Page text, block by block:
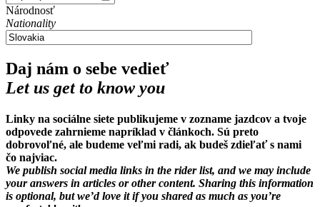
Národnosť
Nationality
Daj nám o sebe vedieť
Let us get to know you
Linky na sociálne siete publikujeme v zozname jazdcov a tvoje
odpovede zahrnieme napríklad v článkoch. Sú preto
dobrovoľné, ale budeme veľmi radi, ak budeš zdieľať s nami
čo najviac.
We publish social media links in the rider list, and we may include
your answers in articles or other content. Sharing this information
is optional, but we’d love it if you shared as much as you’re